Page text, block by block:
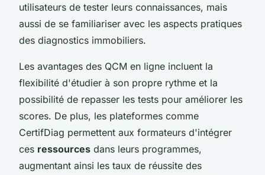
utilisateurs de tester leurs connaissances, mais
aussi de se familiariser avec les aspects pratiques
des diagnostics immobiliers.
Les avantages des QCM en ligne incluent la
flexibilité d'étudier à son propre rythme et la
possibilité de repasser les tests pour améliorer les
scores. De plus, les plateformes comme
CertifDiag permettent aux formateurs d'intégrer
ces ressources dans leurs programmes,
augmentant ainsi les taux de réussite des